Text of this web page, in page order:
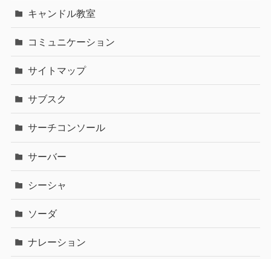
キャンドル教室
コミュニケーション
サイトマップ
サブスク
サーチコンソール
サーバー
シーシャ
ソーダ
ナレーション